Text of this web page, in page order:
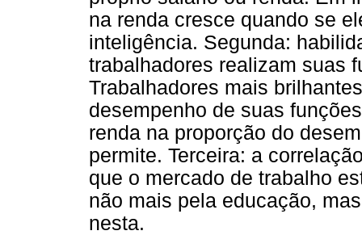
na renda cresce quando se
inteligência. Segunda:
trabalhadores realizam suas
Trabalhadores mais
desempenho de suas
renda na proporção do
permite. Terceira: a
que o mercado de trabalho
não mais pela educação,
nesta.